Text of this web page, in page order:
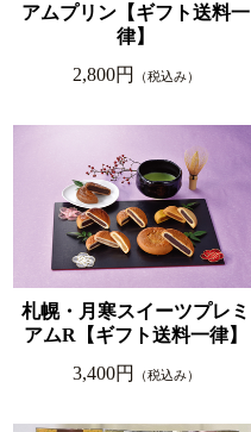
アムプリン【ギフト送料一
律】
2,800円
（税込み）
札幌・月寒スイーツプレミ
アムR【ギフト送料一律】
3,400円
（税込み）